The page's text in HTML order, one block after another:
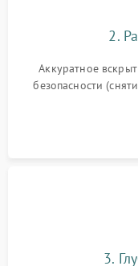
2.
Аккуратное
безопасности
и кистей для
3.